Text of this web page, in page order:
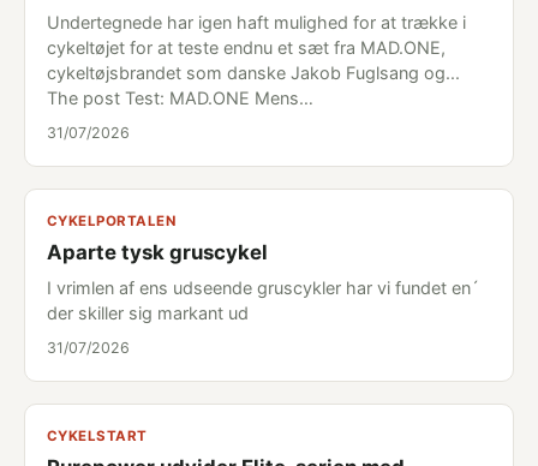
Undertegnede har igen haft mulighed for at trække i
cykeltøjet for at teste endnu et sæt fra MAD.ONE,
cykeltøjsbrandet som danske Jakob Fuglsang og...
The post Test: MAD.ONE Mens…
31/07/2026
CYKELPORTALEN
Aparte tysk gruscykel
I vrimlen af ens udseende gruscykler har vi fundet en´
der skiller sig markant ud
31/07/2026
CYKELSTART